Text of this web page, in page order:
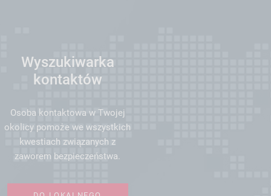
Wyszukiwarka
kontaktów
Osoba kontaktowa w Twojej
okolicy pomoże we wszystkich
kwestiach związanych z
zaworem bezpieczeństwa.